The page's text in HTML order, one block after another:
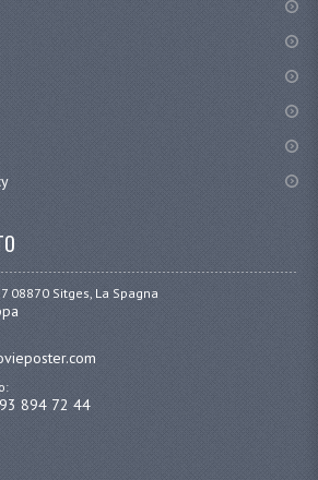
08870 Sitges, La Spagna
894 72 44